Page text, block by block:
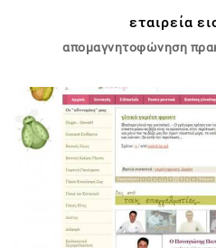
εταιρεία
απομαγνητοφώνηση